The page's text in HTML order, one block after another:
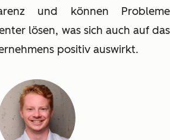
und können Probleme
lösen, was sich auch auf das
positiv auswirkt.